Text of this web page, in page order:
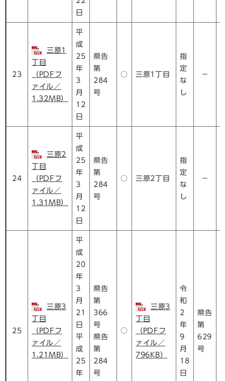
日
23
三原1
丁目
（PDFフ
ァイル／
1.32MB）
平
成
25
年
3
月
12
日
県告
第
284
号
○ 三原1丁目
指
定
な
し
－
24
三原2
丁目
（PDFフ
ァイル／
1.31MB）
平
成
25
年
3
月
12
日
県告
第
284
号
○ 三原2丁目
指
定
な
し
－
25
三原3
丁目
（PDFフ
ァイル／
1.21MB）
平
成
20
年
3
月
21
日
平
成
25
年
県告
第
366
号
県告
第
284
号
○
三原3
丁目
（PDFフ
ァイル／
796KB）
令
和
2
年
9
月
18
日
県告
第
629
号